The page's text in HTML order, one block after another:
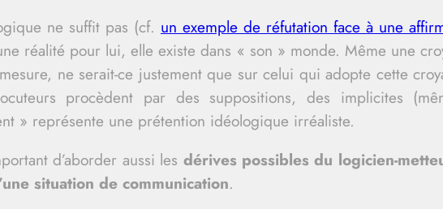
ne suffit pas (cf. un exemple de réfutation face à une
réalité pour lui, elle existe dans « son » monde. Même une
ne serait-ce justement que sur celui qui adopte cette
procèdent par des suppositions, des implicites
» représente une prétention idéologique irréaliste.
d’aborder aussi les dérives possibles du logicien-
situation de communication.